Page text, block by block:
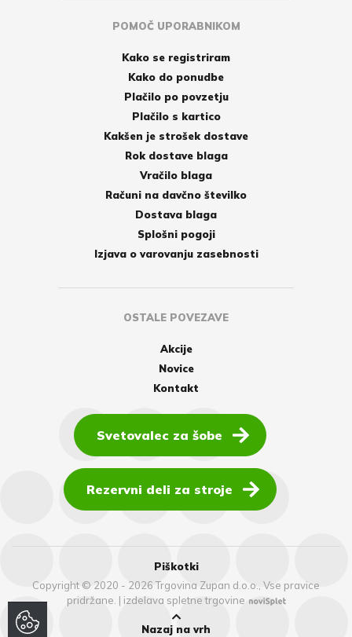
POMOČ UPORABNIKOM
Kako se registriram
Kako do ponudbe
Plačilo po povzetju
Plačilo s kartico
Kakšen je strošek dostave
Rok dostave blaga
Vračilo blaga
Računi na davčno številko
Dostava blaga
Splošni pogoji
Izjava o varovanju zasebnosti
OSTALE POVEZAVE
Akcije
Novice
Kontakt
Svetovalec za šobe
Rezervni deli za stroje
Piškotki
Copyright © 2020 - 2026 Trgovina Zupan d.o.o., Vse pravice
pridržane. | izdelava spletne trgovine
Nazaj na vrh